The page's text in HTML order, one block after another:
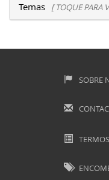
Temas [ TOQUE PARA
SOBRE